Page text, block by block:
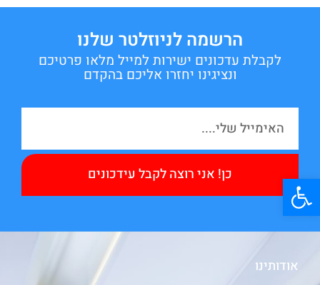
פתח סרגל נגישות
הרשמה לניוזלטר שלנו
לקבלת עדכונים ישירות למייל מלאו פרטיכם
ונציגינו יחזרו אליכם בהקדם
כן! אני רוצה לקבל עידכונים
אודותינו